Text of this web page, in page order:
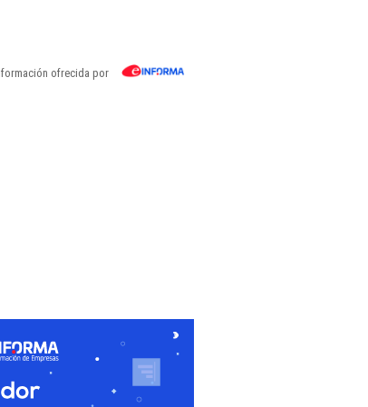
ofrecida por